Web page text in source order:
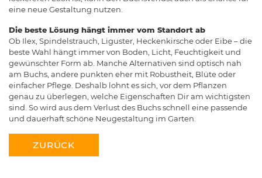
eine neue Gestaltung nutzen.
Die beste Lösung hängt immer vom Standort ab
Ob Ilex, Spindelstrauch, Liguster, Heckenkirsche oder Eibe – die
beste Wahl hängt immer von Boden, Licht, Feuchtigkeit und
gewünschter Form ab. Manche Alternativen sind optisch nah
am Buchs, andere punkten eher mit Robustheit, Blüte oder
einfacher Pflege. Deshalb lohnt es sich, vor dem Pflanzen
genau zu überlegen, welche Eigenschaften Dir am wichtigsten
sind. So wird aus dem Verlust des Buchs schnell eine passende
und dauerhaft schöne Neugestaltung im Garten.
ZURÜCK